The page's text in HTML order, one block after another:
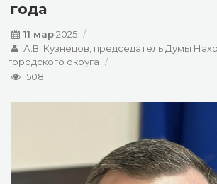
года
11 мар2025
А.В. Кузнецов, председатель Думы
городского округа
508